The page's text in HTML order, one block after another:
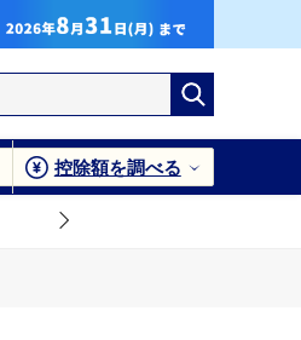
控除額を調べる